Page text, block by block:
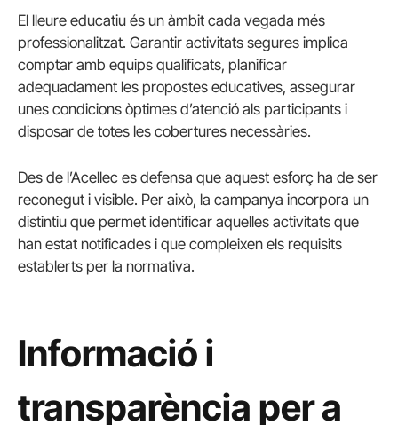
El lleure educatiu és un àmbit cada vegada més
professionalitzat. Garantir activitats segures implica
comptar amb equips qualificats, planificar
adequadament les propostes educatives, assegurar
unes condicions òptimes d’atenció als participants i
disposar de totes les cobertures necessàries.
Des de l’Acellec es defensa que aquest esforç ha de ser
reconegut i visible. Per això, la campanya incorpora un
distintiu que permet identificar aquelles activitats que
han estat notificades i que compleixen els requisits
establerts per la normativa.
Informació i
transparència per a